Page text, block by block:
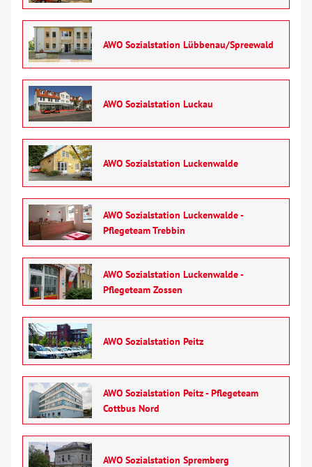
AWO Sozialstation Lübbenau/Spreewald
AWO Sozialstation Luckau
AWO Sozialstation Luckenwalde
AWO Sozialstation Luckenwalde -
Pflegeteam Trebbin
AWO Sozialstation Luckenwalde -
Pflegeteam Zossen
AWO Sozialstation Peitz
AWO Sozialstation Peitz - Pflegeteam
Cottbus Nord
AWO Sozialstation Spremberg